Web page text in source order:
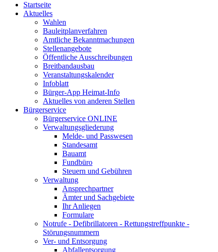
Startseite
Aktuelles
Wahlen
Bauleitplanverfahren
Amtliche Bekanntmachungen
Stellenangebote
Öffentliche Ausschreibungen
Breitbandausbau
Veranstaltungskalender
Infoblatt
Bürger-App Heimat-Info
Aktuelles von anderen Stellen
Bürgerservice
Bürgerservice ONLINE
Verwaltungsgliederung
Melde- und Passwesen
Standesamt
Bauamt
Fundbüro
Steuern und Gebühren
Verwaltung
Ansprechpartner
Ämter und Sachgebiete
Ihr Anliegen
Formulare
Notrufe - Defibrillatoren - Rettungstreffpunkte -
Störungsnummern
Ver- und Entsorgung
Abfallentsorgung